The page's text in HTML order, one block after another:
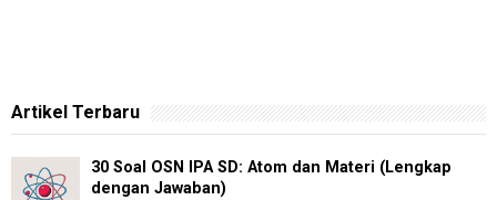
Artikel Terbaru
30 Soal OSN IPA SD: Atom dan Materi (Lengkap
dengan Jawaban)